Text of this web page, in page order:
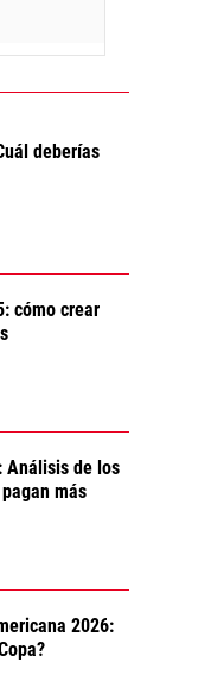
deberías
cómo crear
Análisis de los
más
2026: